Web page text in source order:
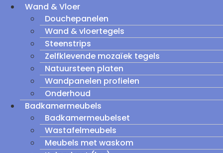
Wand & Vloer
Douchepanelen
Wand & vloertegels
Steenstrips
Zelfklevende mozaïek tegels
Natuursteen platen
Wandpanelen profielen
Onderhoud
Badkamermeubels
Badkamermeubelset
Wastafelmeubels
Meubels met waskom